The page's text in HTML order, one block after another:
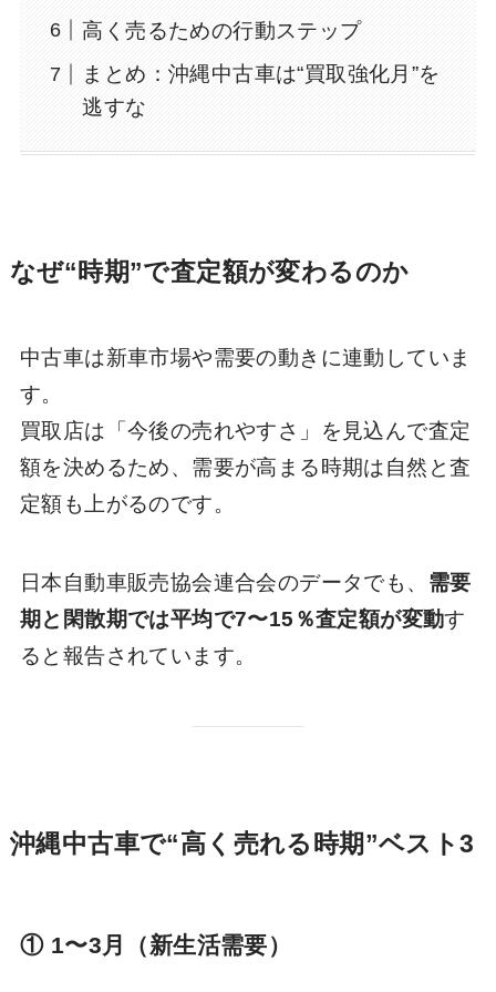
高く売るための行動ステップ
まとめ：沖縄中古車は“買取強化月”を
逃すな
なぜ“時期”で査定額が変わるのか
中古車は新車市場や需要の動きに連動していま
す。
買取店は「今後の売れやすさ」を見込んで査定
額を決めるため、需要が高まる時期は自然と査
定額も上がるのです。
日本自動車販売協会連合会のデータでも、 需要
期と閑散期では平均で7〜15％査定額が変動す
ると報告されています。
沖縄中古車で“高く売れる時期”ベスト3
① 1〜3月（新生活需要）